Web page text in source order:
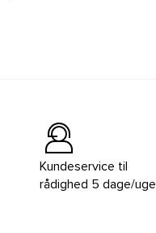
Kundeservice til
rådighed 5 dage/uge